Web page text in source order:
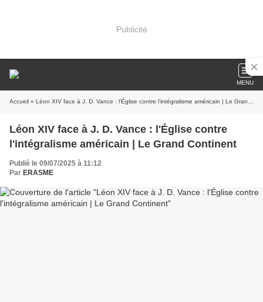
Publicité
MENU
Accueil » Léon XIV face à J. D. Vance : l'Église contre l'intégralisme américain | Le Grand Continent
Léon XIV face à J. D. Vance : l'Église contre
l'intégralisme américain | Le Grand Continent
Publié le 09/07/2025 à 11:12
Par ERASME